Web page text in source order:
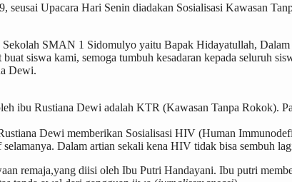
seusai Upacara Hari Senin diadakan Sosialisasi Kawasan
SMAN 1 Sidomulyo yaitu Bapak Hidayatullah,
buat siswa kami, semoga tumbuh kesadaran kepada
Dewi.
ibu Rustiana Dewi adalah KTR (Kawasan Tanpa Rokok).
Dewi memberikan Sosialisasi HIV (Human
Dalam artian sekali kena HIV tidak bisa sembuh
remaja,yang diisi oleh Ibu Putri Handayani. Ibu putri